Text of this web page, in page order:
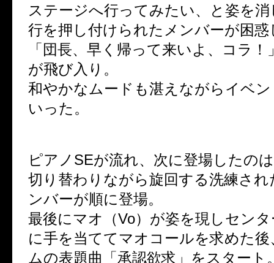
ステージへ行ってみたい、と姿を
行を押し付けられたメンバーが困
「団長、早く帰って来いよ、コラ！
が飛び入り。
和やかなムードも湛えながらイベ
いった。
ピアノSEが流れ、次に登場したの
切り替わりながら旋回する洗練され
ンバーが順に登場。
最後にマオ（Vo）が姿を現しセン
に手を当ててマオコールを求めた
ムの表題曲「承認欲求」をスタート